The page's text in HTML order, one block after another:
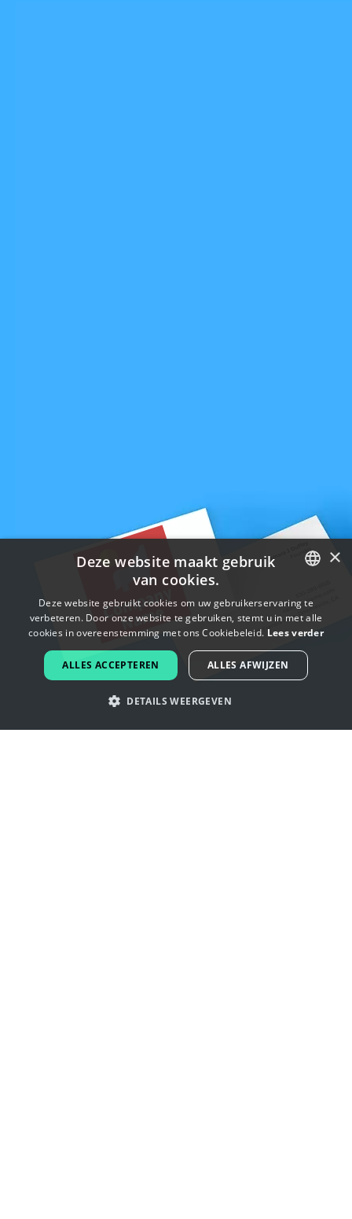
ENGLISH
FRENCH
DUTCH
×
Deze website maakt gebruik
van cookies.
Deze website gebruikt cookies om uw gebruikerservaring te
verbeteren. Door onze website te gebruiken, stemt u in met alle
cookies in overeenstemming met ons Cookiebeleid. Lees verder
ALLES ACCEPTEREN ALLES AFWIJZEN
DETAILS WEERGEVEN